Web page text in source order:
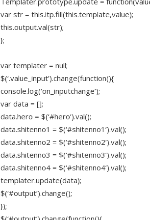
var str = this.itp.fill(this.template,value);
this.output.val(str);
};
var templater = null;
$(‘.value_input’).change(function(){
console.log(‘on_inputchange’);
var data = [];
data.hero = $(‘#hero’).val();
data.shitenno1 = $(‘#shitenno1’).val();
data.shitenno2 = $(‘#shitenno2’).val();
data.shitenno3 = $(‘#shitenno3’).val();
data.shitenno4 = $(‘#shitenno4’).val();
templater.update(data);
$(‘#output’).change();
});